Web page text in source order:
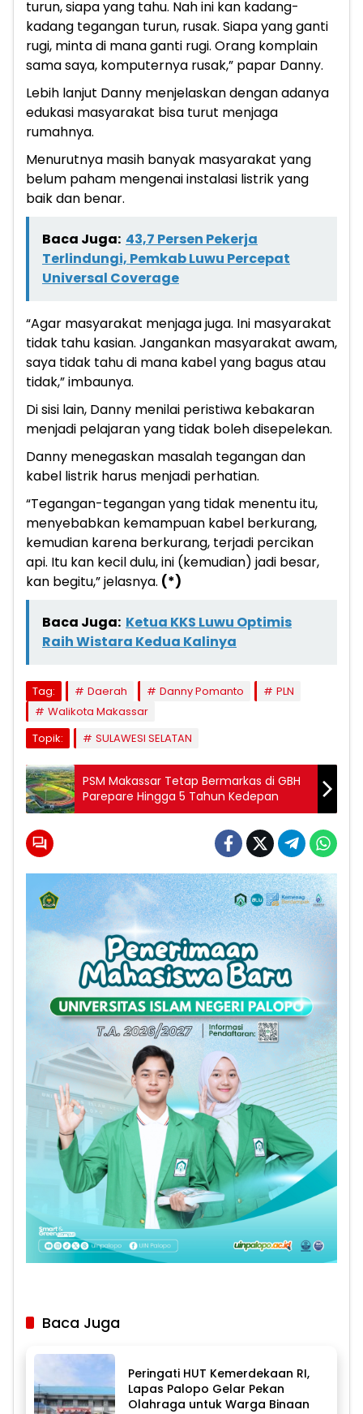
turun, siapa yang tahu. Nah ini kan kadang-
kadang tegangan turun, rusak. Siapa yang ganti
rugi, minta di mana ganti rugi. Orang komplain
sama saya, komputernya rusak,” papar Danny.
Lebih lanjut Danny menjelaskan dengan adanya
edukasi masyarakat bisa turut menjaga
rumahnya.
Menurutnya masih banyak masyarakat yang
belum paham mengenai instalasi listrik yang
baik dan benar.
Baca Juga: 43,7 Persen Pekerja
Terlindungi, Pemkab Luwu Percepat
Universal Coverage
“Agar masyarakat menjaga juga. Ini masyarakat
tidak tahu kasian. Jangankan masyarakat awam,
saya tidak tahu di mana kabel yang bagus atau
tidak,” imbaunya.
Di sisi lain, Danny menilai peristiwa kebakaran
menjadi pelajaran yang tidak boleh disepelekan.
Danny menegaskan masalah tegangan dan
kabel listrik harus menjadi perhatian.
“Tegangan-tegangan yang tidak menentu itu,
menyebabkan kemampuan kabel berkurang,
kemudian karena berkurang, terjadi percikan
api. Itu kan kecil dulu, ini (kemudian) jadi besar,
kan begitu,” jelasnya. (*)
Baca Juga: Ketua KKS Luwu Optimis
Raih Wistara Kedua Kalinya
Tag: Daerah Danny Pomanto
PLN
Walikota Makassar
Topik:
SULAWESI SELATAN
PSM Makassar Tetap Bermarkas di GBH
Parepare Hingga 5 Tahun Kedepan
Baca Juga
Peringati HUT Kemerdekaan RI,
Lapas Palopo Gelar Pekan
Olahraga untuk Warga Binaan